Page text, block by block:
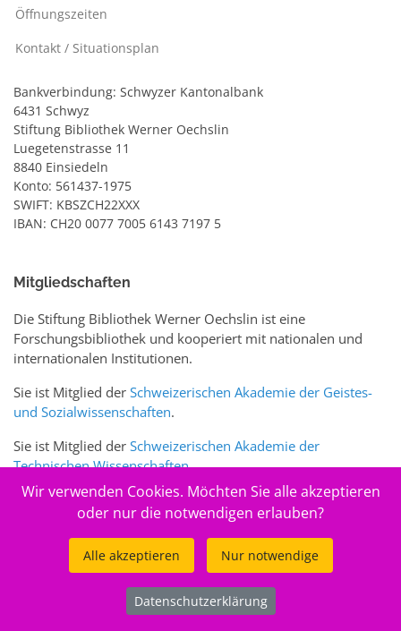
Öffnungszeiten
Kontakt / Situationsplan
Bankverbindung: Schwyzer Kantonalbank
6431 Schwyz
Stiftung Bibliothek Werner Oechslin
Luegetenstrasse 11
8840 Einsiedeln
Konto: 561437-1975
SWIFT: KBSZCH22XXX
IBAN: CH20 0077 7005 6143 7197 5
Mitgliedschaften
Die Stiftung Bibliothek Werner Oechslin ist eine
Forschungsbibliothek und kooperiert mit nationalen und
internationalen Institutionen.
Sie ist Mitglied der Schweizerischen Akademie der Geistes-
und Sozialwissenschaften.
Sie ist Mitglied der Schweizerischen Akademie der
Technischen Wissenschaften.
Sie ist zudem Mitglied des Schweizer Portalswww.sciences-
Stiftung Bibliothek Werner Oechslin
Wir verwenden Cookies. Möchten Sie alle akzeptieren
oder nur die notwendigen erlauben?
Alle akzeptieren Nur notwendige
Datenschutzerklärung